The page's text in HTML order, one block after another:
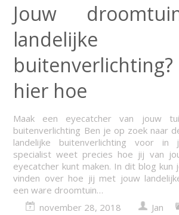
Jouw
landelijke
hier hoe
Maak een eyecatcher van jouw
buitenverlichting Ben je op zoek naar
landelijke buitenverlichting voor in
specialist weet precies hoe jij van
eyecatcher kunt maken. In dit blog kun
vinden over hoe jij met jouw
een ware droomtuin…
november 28, 2018
Jan